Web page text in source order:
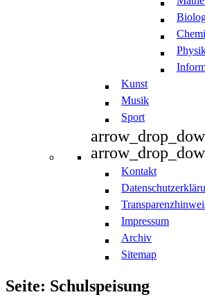
Kunst
Musik
Sport
Kontakt
Impressum
Archiv
Sitemap
Seite: Schulspeisung